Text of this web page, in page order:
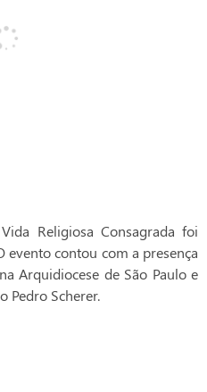
Religiosa Consagrada foi
evento contou com a presença
Arquidiocese de São Paulo e
Pedro Scherer.